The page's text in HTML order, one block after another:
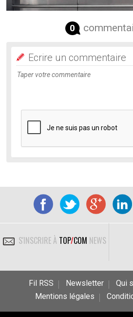
0
Ecrire un commentaire
S'INSCRIRE À TOP/COM NEWS
Fil RSS Newsletter
Qui
Mentions légales